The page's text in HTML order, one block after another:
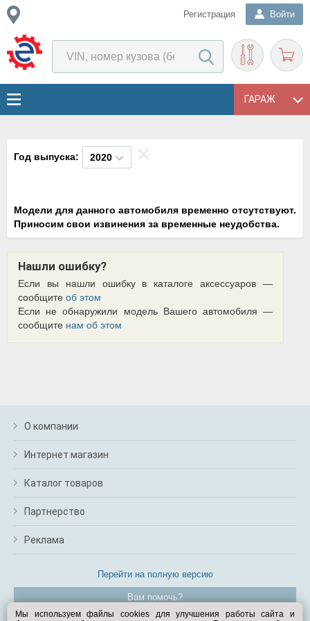
Регистрация Войти
ГАРАЖ
Год выпуска: 2020
Модели для данного автомобиля временно отсутствуют.
Приносим свои извинения за временные неудобства.
Нашли ошибку?
Если вы нашли ошибку в каталоге аксессуаров —
сообщите об этом
Если не обнаружили модель Вашего автомобиля —
сообщите нам об этом
О компании
Интернет магазин
Каталог товаров
Партнерство
Реклама
Перейти на полную версию
Вам помочь?
Мы используем файлы cookies для улучшения работы сайта и